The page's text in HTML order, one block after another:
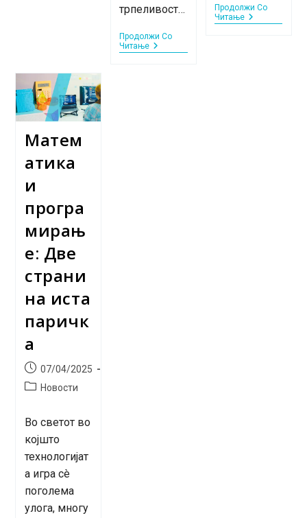
трпеливост…
Продолжи Со
ЧитањеЕдуфронт
Продолжи Со
ЧитањеЕдуфронт
Матем
атика
и
програ
мирањ
е: Две
страни
на иста
паричк
а
Post
published:
07/04/2025
PostНовости
Во светот во
којшто
технологијат
а игра сè
поголема
улога, многу